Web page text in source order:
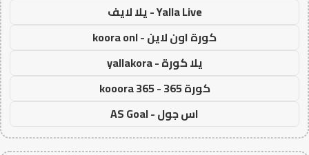
Yalla Live - يلا لايف
كورة اون لاين - koora onl
يلا كورة - yallakora
كورة 365 - kooora 365
اس جول - AS Goal